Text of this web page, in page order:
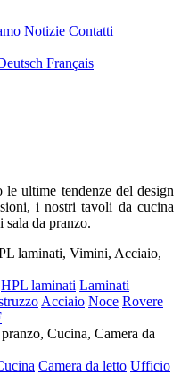
Notizie Contatti
Français
le ultime tendenze del design
i nostri tavoli da cucina
sala da pranzo.
laminati, Vimini, Acciaio,
HPL laminati Laminati
Acciaio Noce Rovere
pranzo, Cucina, Camera da
Camera da letto Ufficio